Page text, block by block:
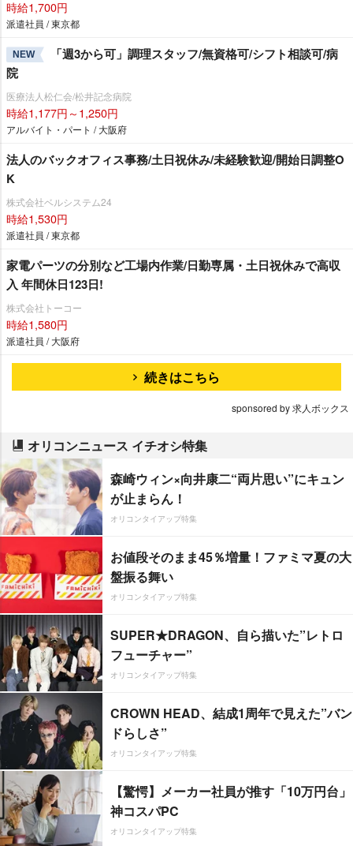
時給1,700円
派遣社員 / 東京都
NEW
「週3から可」調理スタッフ/無資格可/シフト相談可/病
院
医療法人松仁会/松井記念病院
時給1,177円～1,250円
アルバイト・パート / 大阪府
法人のバックオフィス事務/土日祝休み/未経験歓迎/開始日調整O
K
株式会社ベルシステム24
時給1,530円
派遣社員 / 東京都
家電パーツの分別など工場内作業/日勤専属・土日祝休みで高収
入 年間休日123日!
株式会社トーコー
時給1,580円
派遣社員 / 大阪府
続きはこちら
sponsored by 求人ボックス
オリコンニュース イチオシ特集
森崎ウィン×向井康二“両片思い”にキュン
が止まらん！
オリコンタイアップ特集
お値段そのまま45％増量！ファミマ夏の大
盤振る舞い
オリコンタイアップ特集
SUPER★DRAGON、自ら描いた”レトロ
フューチャー”
オリコンタイアップ特集
CROWN HEAD、結成1周年で見えた”バン
ドらしさ”
オリコンタイアップ特集
【驚愕】メーカー社員が推す「10万円台」
神コスパPC
オリコンタイアップ特集